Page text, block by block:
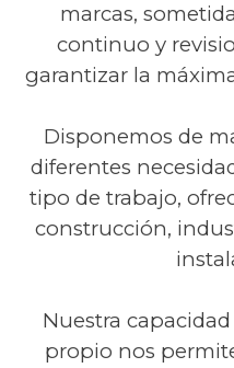
marcas,
continuo y
garantizar la
Disponemos de
diferentes
tipo de trabajo,
construcción,
Nuestra
propio nos